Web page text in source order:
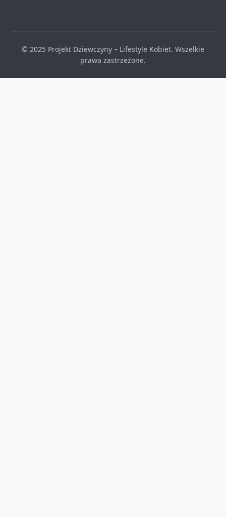
© 2025 Projekt Dziewczyny – Lifestyle Kobiet. Wszelkie
prawa zastrzeżone.